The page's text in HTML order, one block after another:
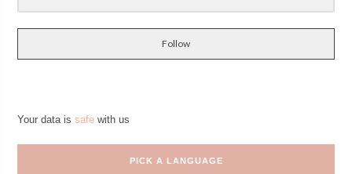
Follow
Your data is safewith us
PICK A LANGUAGE